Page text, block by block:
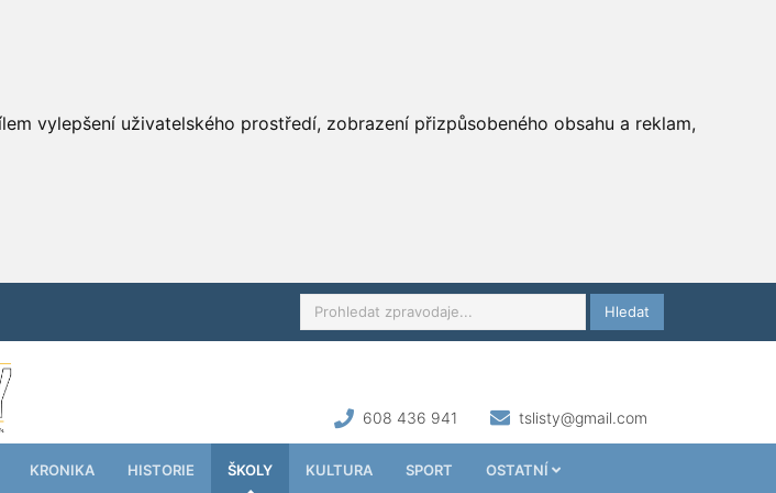
vylepšení uživatelského prostředí, zobrazení přizpůsobeného obsahu a reklam,
Hledat
608 436 941 tslisty@gmail.com
KRONIKA HISTORIE ŠKOLY KULTURA SPORT OSTATNÍ